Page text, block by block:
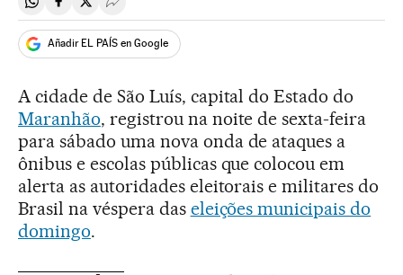
Compartir en Whatsapp
Compartir en Facebook
Compartir en Twitter
Desplegar Redes Sociales
Añadir EL PAÍS en Google
A cidade de São Luís, capital do Estado do
Maranhão, registrou na noite de sexta-feira
para sábado uma nova onda de ataques a
ônibus e escolas públicas que colocou em
alerta as autoridades eleitorais e militares do
Brasil na véspera das eleições municipais do
domingo.